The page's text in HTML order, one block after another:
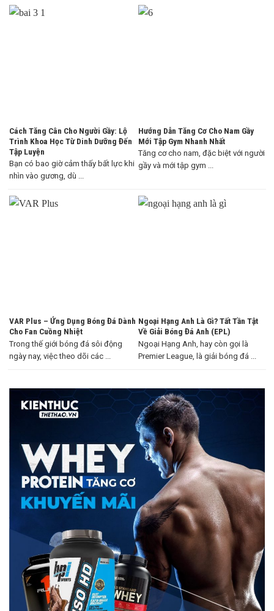
Cách Tăng Cân Cho Người Gầy: Lộ
Trình Khoa Học Từ Dinh Dưỡng Đến
Tập Luyện
Bạn có bao giờ cảm thấy bất lực khi
nhìn vào gương, dù ...
Hướng Dẫn Tăng Cơ Cho Nam Gầy
Mới Tập Gym Nhanh Nhất
Tăng cơ cho nam, đặc biệt với người
gầy và mới tập gym ...
VAR Plus – Ứng Dụng Bóng Đá Dành
Cho Fan Cuồng Nhiệt
Trong thế giới bóng đá sôi động
ngày nay, việc theo dõi các ...
Ngoại Hạng Anh Là Gì? Tất Tần Tật
Về Giải Bóng Đá Anh (EPL)
Ngoại Hạng Anh, hay còn gọi là
Premier League, là giải bóng đá ...